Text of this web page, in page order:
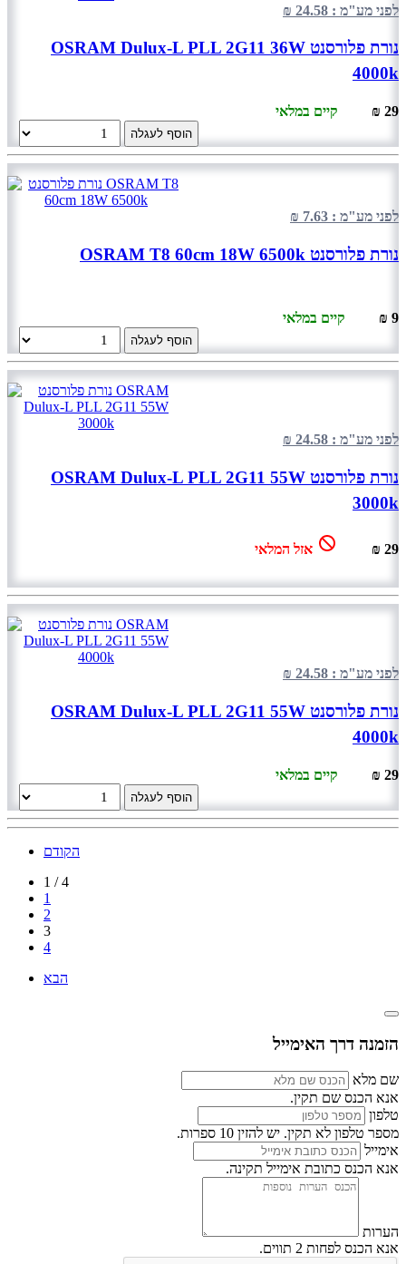
לפני מע"מ : 24.58 ₪
נורת פלורסנט OSRAM Dulux-L PLL 2G11 36W
4000k
29 ₪ קיים במלאי
הוסף לעגלה
לפני מע"מ : 7.63 ₪
נורת פלורסנט OSRAM T8 60cm 18W 6500k
9 ₪ קיים במלאי
הוסף לעגלה
לפני מע"מ : 24.58 ₪
נורת פלורסנט OSRAM Dulux-L PLL 2G11 55W
3000k
29 ₪ אזל המלאי
לפני מע"מ : 24.58 ₪
נורת פלורסנט OSRAM Dulux-L PLL 2G11 55W
4000k
29 ₪ קיים במלאי
הוסף לעגלה
הקודם
1 / 4
1
2
3
4
הבא
הזמנה דרך האימייל
שם מלא
אנא הכנס שם תקין.
טלפון
מספר טלפון לא תקין. יש להזין 10 ספרות.
אימייל
אנא הכנס כתובת אימייל תקינה.
הערות
אנא הכנס לפחות 2 תווים.